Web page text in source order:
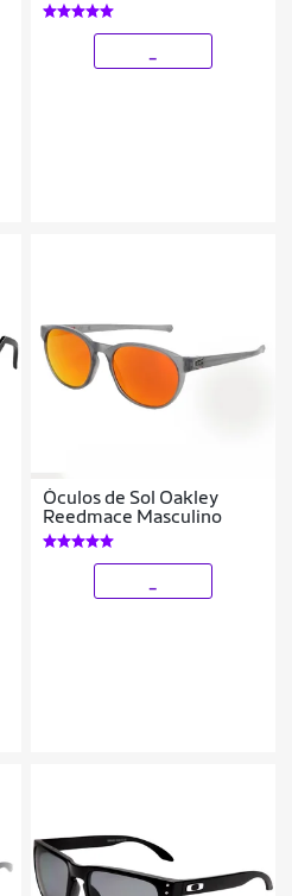
Óculos de Sol Oakley
Reedmace Masculino